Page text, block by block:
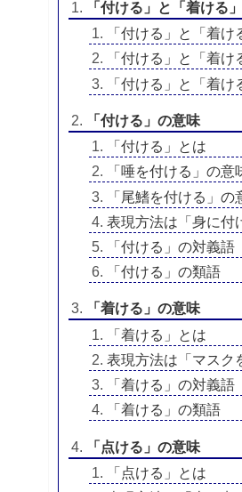
「付ける」と「着ける
「付ける」と「着
「付ける」と「着
「付ける」と「着
「付ける」の意味
「付ける」とは
「唾を付ける」の意
「尾鰭を付ける」の
表現方法は「身に付
「付ける」の対義語
「付ける」の類語
「着ける」の意味
「着ける」とは
表現方法は「マスク
「着ける」の対義語
「着ける」の類語
「点ける」の意味
「点ける」とは